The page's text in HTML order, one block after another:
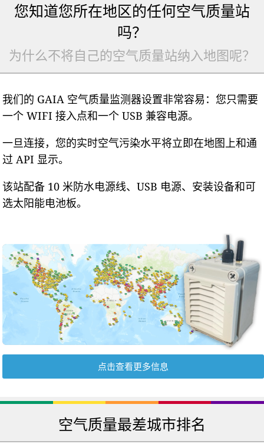
您知道您所在地区的任何空气质量站
吗？
为什么不将自己的空气质量站纳入地图呢？
我们的 GAIA 空气质量监测器设置非常容易：您只需要
一个 WIFI 接入点和一个 USB 兼容电源。
一旦连接，您的实时空气污染水平将立即在地图上和通
过 API 显示。
该站配备 10 米防水电源线、USB 电源、安装设备和可
选太阳能电池板。
点击查看更多信息
空气质量最差城市排名